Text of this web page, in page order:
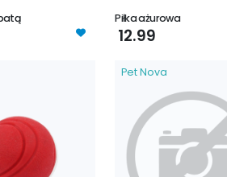
Piłka ażurowa
12.99
Pet Nova